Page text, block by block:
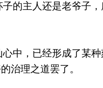
的主人还是老爷子
中，已经形成了某
治理之道罢了。